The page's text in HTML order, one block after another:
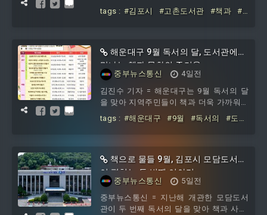
아우르는 풍성한 독서문화 프로그램을 운
영한다.먼저 9월 12일에는 북콘서트
tags : #김포시 #고촌도서관 #책과
#
해운대구 9월 독서의 달, 도서관에서
만나는 책과 문화의 즐거움
중부뉴스통신
4일전
김진수 기자 = 해운대구는 9월 독서의 달
을 맞아 지역주민들이 책과 더욱 가까워질
수 있도록 작가 강연, 어린이인형극, 마술
공연,
tags : #해운대구 #9월 #독서의
#도서
책으로 물들 9월, 김포시 모담도서관
이 펼치는 두 번째 이야기
중부뉴스통신
5일전
중부뉴스통신 = 지난해 개관한 모담도서
관이 두 번째 독서의 달을 맞아 책과 사람,